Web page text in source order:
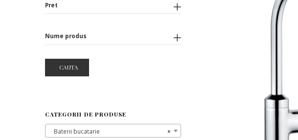
Pret
Nume produs
CAUTA
CATEGORII DE PRODUSE
×
Baterii bucatarie